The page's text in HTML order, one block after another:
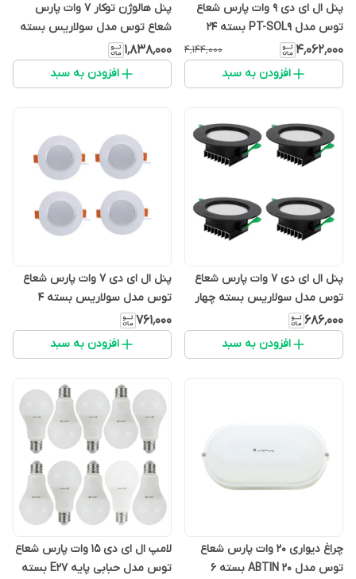
پنل ال ای دی 9 وات پارس شعاع
توس مدل PT-SOL9 بسته 24
عددی
۴٬۰۶۲٬۰۰۰ ۴٬۱۴۴٬۰۰۰
افزودن به سبد
پنل هالوژن توکار 7 وات پارس
شعاع توس مدل سولاریس بسته
9 عددی
۱٬۸۳۸٬۰۰۰
افزودن به سبد
پنل ال ای دی 7 وات پارس شعاع
توس مدل سولاریس بسته چهار
عددی
۶۸۶٬۰۰۰
افزودن به سبد
پنل ال ای دی 7 وات پارس شعاع
توس مدل سولاریس بسته 4
عددی
۷۶۱٬۰۰۰
افزودن به سبد
چراغ دیواری 20 وات پارس شعاع
توس مدل ABTIN 20 بسته 6
لامپ ال ای دی 15 وات پارس شعاع
توس مدل حبابی پایه E27 بسته